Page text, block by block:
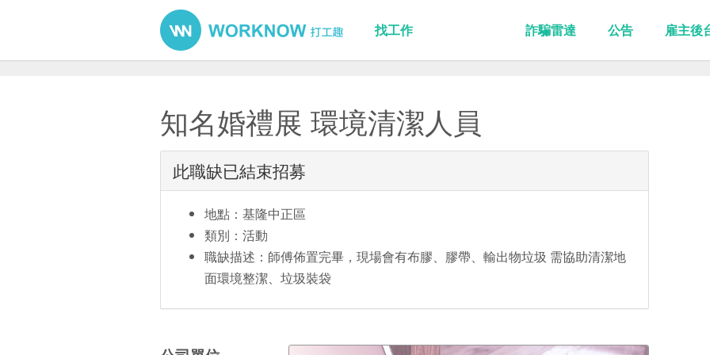
找工作 詐騙雷達 公告 雇主後
知名婚禮展 環境清潔人員
此職缺已結束招募
地點：基隆中正區
類別：活動
職缺描述：師傅佈置完畢，現場會有布膠、膠帶、輸出物垃圾 需協助清潔地
面環境整潔、垃圾裝袋